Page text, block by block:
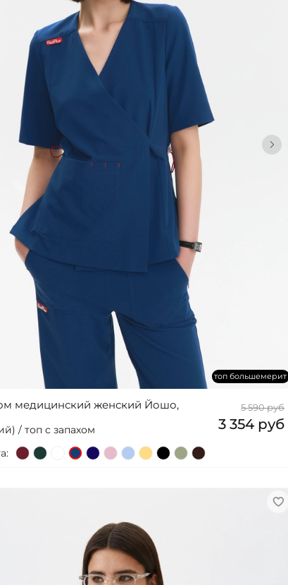
топ большемерит
медицинский женский Йошо,
/ топ с запахом
5 590 руб
3 354 руб